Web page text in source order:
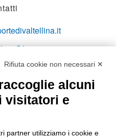
601140
Rifiuta cookie non necessari ✕
alcuni
visitatori e
partner utilizziamo i cookie e